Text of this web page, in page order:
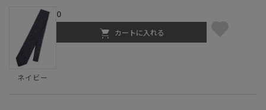
ネイビー
0
カートに入れる